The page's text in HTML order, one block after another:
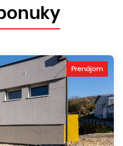
Prenájom